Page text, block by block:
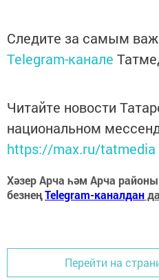
Следите за самым
Telegram-канале
Читайте новости
национальном
https://max.ru/tatmedia
Хәзер Арча һәм Арча
безнеңTelegram-каналдан
Перейти на